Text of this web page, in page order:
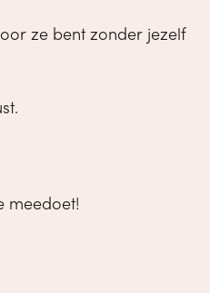
ze bent zonder jezelf
meedoet!